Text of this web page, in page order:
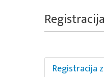
Registracija